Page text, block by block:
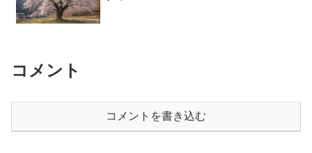
コメント
コメントを書き込む